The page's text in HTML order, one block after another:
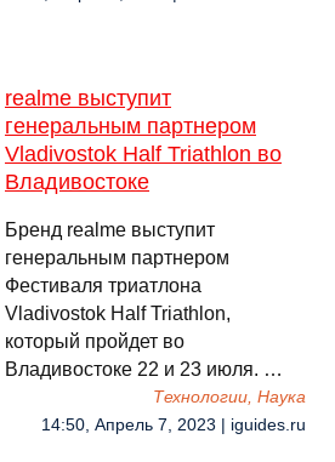
realme выступит
генеральным партнером
Vladivostok Half Triathlon во
Владивостоке
Бренд realme выступит
генеральным партнером
Фестиваля триатлона
Vladivostok Half Triathlon,
который пройдет во
Владивостоке 22 и 23 июля. …
Технологии, Наука
14:50, Апрель 7, 2023 | iguides.ru